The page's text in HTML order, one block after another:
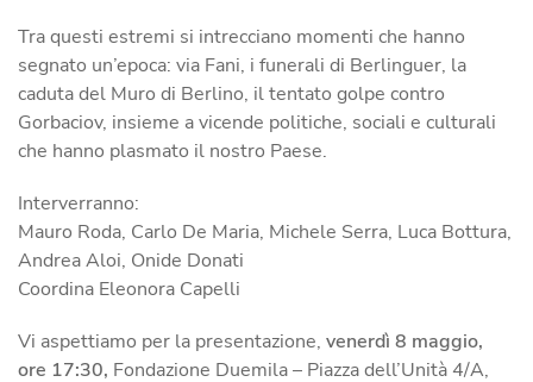
Tra questi estremi si intrecciano momenti che hanno
segnato un’epoca: via Fani, i funerali di Berlinguer, la
caduta del Muro di Berlino, il tentato golpe contro
Gorbaciov, insieme a vicende politiche, sociali e culturali
che hanno plasmato il nostro Paese.
Interverranno:
Mauro Roda, Carlo De Maria, Michele Serra, Luca Bottura,
Andrea Aloi, Onide Donati
Coordina Eleonora Capelli
Vi aspettiamo per la presentazione, venerdì 8 maggio,
ore 17:30, Fondazione Duemila – Piazza dell’Unità 4/A,